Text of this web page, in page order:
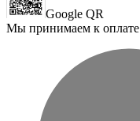
Google QR
Мы принимаем к оплате